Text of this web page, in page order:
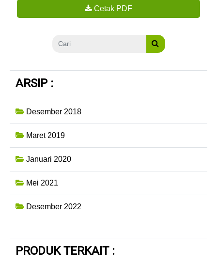
Cetak PDF
ARSIP :
Desember 2018
Maret 2019
Januari 2020
Mei 2021
Desember 2022
PRODUK TERKAIT :